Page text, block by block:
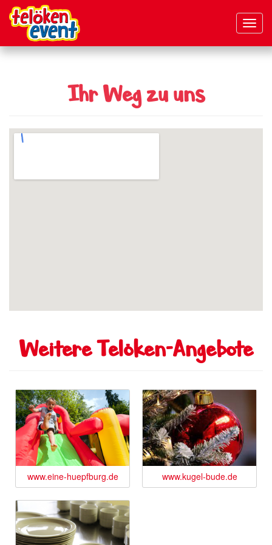
Direkt
Ihr Weg zu uns
Weitere Telöken-Angebote
www.eine-huepfburg.de www.kugel-bude.de